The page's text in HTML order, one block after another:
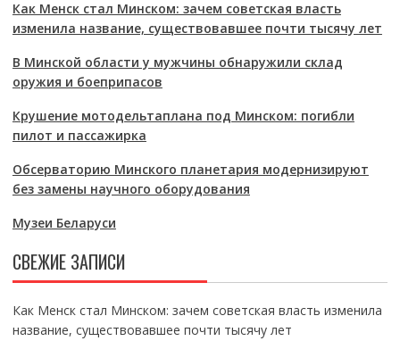
Как Менск стал Минском: зачем советская власть
изменила название, существовавшее почти тысячу лет
В Минской области у мужчины обнаружили склад
оружия и боеприпасов
Крушение мотодельтаплана под Минском: погибли
пилот и пассажирка
Обсерваторию Минского планетария модернизируют
без замены научного оборудования
Музеи Беларуси
СВЕЖИЕ ЗАПИСИ
Как Менск стал Минском: зачем советская власть изменила
название, существовавшее почти тысячу лет